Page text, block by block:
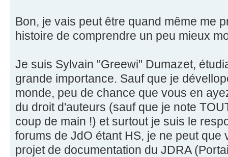
Bon, je vais peut être quand même me
histoire de comprendre un peu mieux
Je suis Sylvain "Greewi" Dumazet,
grande importance. Sauf que je
monde, peu de chance que vous en
du droit d'auteurs (sauf que je note
coup de main !) et surtout je suis le
forums de JdO étant HS, je ne peut
projet de documentation du JDRA